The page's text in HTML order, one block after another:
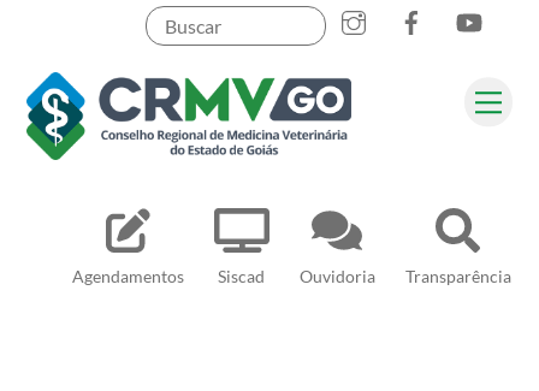
content
Agendamentos Siscad Ouvidoria Transparência
Pesquisar